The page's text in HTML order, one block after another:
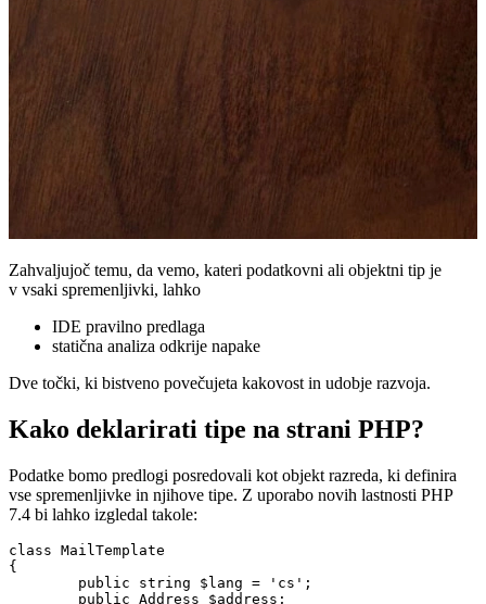
Zahvaljujoč temu, da vemo, kateri podatkovni ali objektni tip je
v vsaki spremenljivki, lahko
IDE pravilno predlaga
statična analiza odkrije napake
Dve točki, ki bistveno povečujeta kakovost in udobje razvoja.
Kako deklarirati tipe na strani PHP?
Podatke bomo predlogi posredovali kot objekt razreda, ki definira
vse spremenljivke in njihove tipe. Z uporabo novih lastnosti PHP
7.4 bi lahko izgledal takole:
class MailTemplate
{